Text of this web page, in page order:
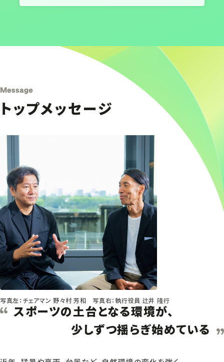
Message
トップメッセージ
写真左：チェアマン 野々村 芳和 写真右：執行役員 辻井 隆行
スポーツの土台となる環境が、
少しずつ揺らぎ始めている